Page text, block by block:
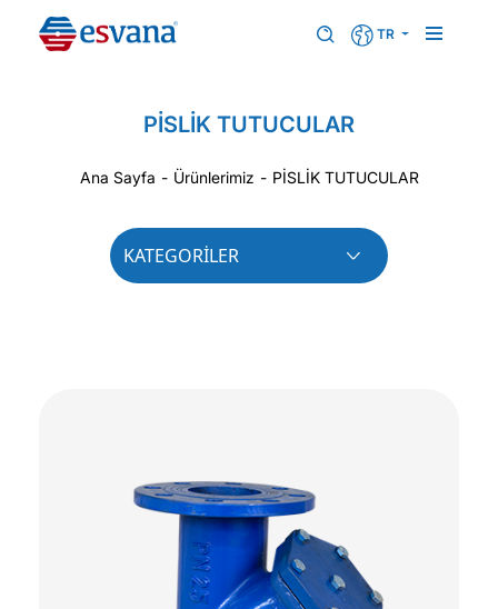
TR
PİSLİK TUTUCULAR
Ana Sayfa - Ürünlerimiz - PİSLİK TUTUCULAR